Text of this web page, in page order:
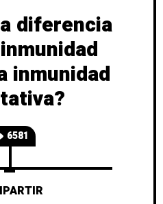
diferencia
inmunidad
6581